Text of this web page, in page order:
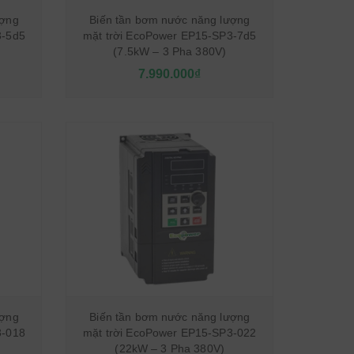
5d5
Biến tần bơm nước năng lượng
mặt trời EcoPower EP15-SP3-7d5
(7.5kW – 3 Pha 380V)
7.990.000₫
018
Biến tần bơm nước năng lượng
mặt trời EcoPower EP15-SP3-022
(22kW – 3 Pha 380V)